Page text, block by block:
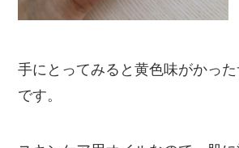
手にとってみると黄色味がかっ
です。